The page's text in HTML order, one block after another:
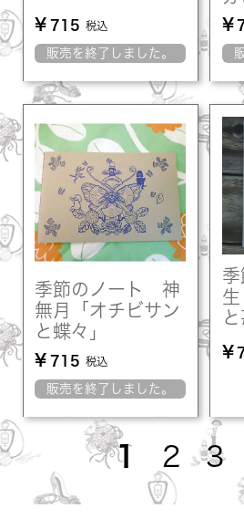
¥ 715 税込
販売を終了しました。
¥
季節のノート 神
無月「オチビサン
と蝶々」
¥ 715 税込
販売を終了しました。
と
¥
1 2 3